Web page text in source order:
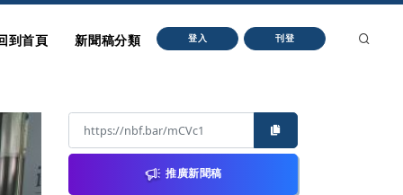
到首頁 新聞稿分類 登入 刊登
推廣新聞稿